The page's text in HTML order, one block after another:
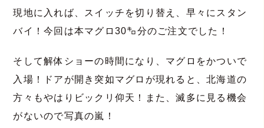
現地に入れば、スイッチを切り替え、早々にスタン
バイ！今回は本マグロ30㌔分のご注文でした！
そして解体ショーの時間になり、マグロをかついで
入場！ドアが開き突如マグロが現れると、北海道の
方々もやはりビックリ仰天！また、滅多に見る機会
がないので写真の嵐！